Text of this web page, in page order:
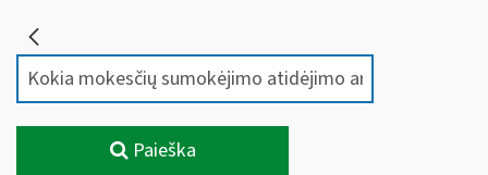
Paieška